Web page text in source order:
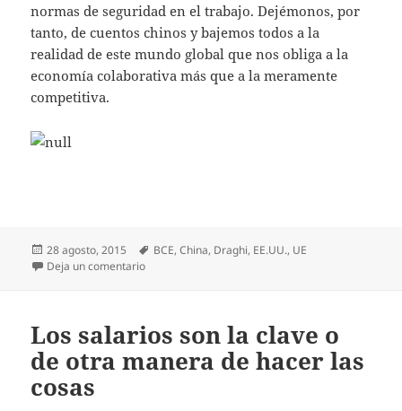
normas de seguridad en el trabajo. Dejémonos, por
tanto, de cuentos chinos y bajemos todos a la
realidad de este mundo global que nos obliga a la
economía colaborativa más que a la meramente
competitiva.
Publicado
el
28 agosto, 2015 Etiquetas
BCE,China, Draghi, EE.UU., UE
Deja un comentarioen Cuentos chinos
Los salarios son la clave o
de otra manera de hacer las
cosas